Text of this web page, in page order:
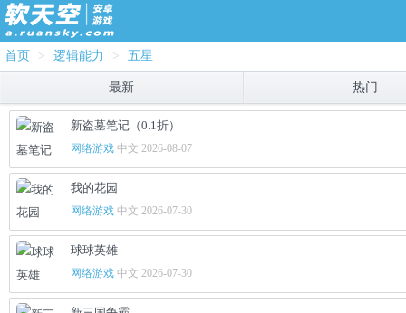
首页 > 逻辑能力 > 五星
最新 热门
新盗墓笔记（0.1折）
网络游戏 中文 2026-08-07
我的花园
网络游戏 中文 2026-07-30
球球英雄
网络游戏 中文 2026-07-30